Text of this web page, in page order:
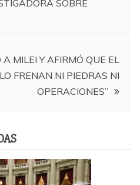
SOBRE
MILEI Y AFIRMÓ QUE EL
FRENAN NI PIEDRAS NI
OPERACIONES”